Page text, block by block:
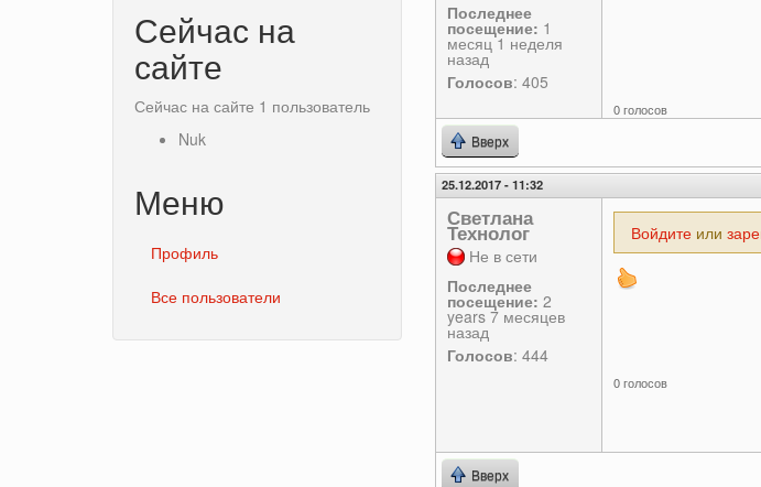
Сейчас на
сайте
Сейчас на сайте 1 пользователь
Nuk
Меню
Профиль
Все пользователи
Последнее
посещение: 1
месяц 1 неделя
назад
Голосов: 405
0 голосов
Вверх
25.12.2017 - 11:32
Светлана
Технолог
Не в сети
Последнее
посещение: 2
years 7 месяцев
назад
Голосов: 444
Войдитеили
0 голосов
Вверх